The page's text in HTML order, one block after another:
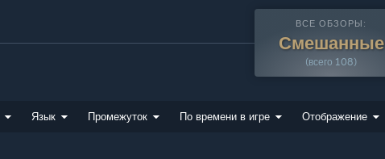
ВСЕ ОБЗОРЫ:
Смешанные
(всего 108)
Язык Промежуток По времени в игре Отображение